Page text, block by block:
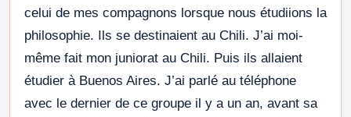
celui de mes compagnons lorsque nous étudiions la
philosophie. Ils se destinaient au Chili. J’ai moi-
même fait mon juniorat au Chili. Puis ils allaient
étudier à Buenos Aires. J’ai parlé au téléphone
avec le dernier de ce groupe il y a un an, avant sa